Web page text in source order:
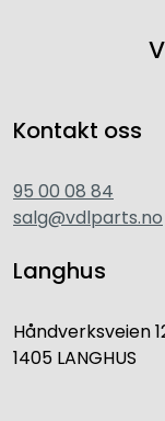
Kontakt oss
95 00 08 84
salg@vdlparts.no
Langhus
Håndverksveien
1405 LANGHUS